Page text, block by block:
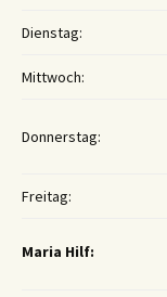
Dienstag:
Mittwoch:
Donnerstag:
Freitag:
Maria Hilf: